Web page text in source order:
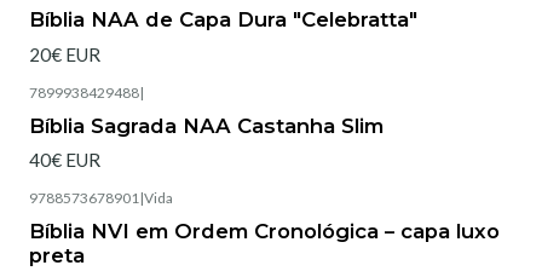
Bíblia NAA de Capa Dura "Celebratta"
20€ EUR
7899938429488|
Bíblia Sagrada NAA Castanha Slim
40€ EUR
9788573678901|Vida
Bíblia NVI em Ordem Cronológica – capa luxo
preta